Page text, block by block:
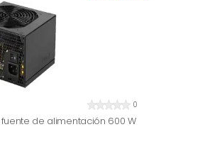
0
de alimentación 600 W